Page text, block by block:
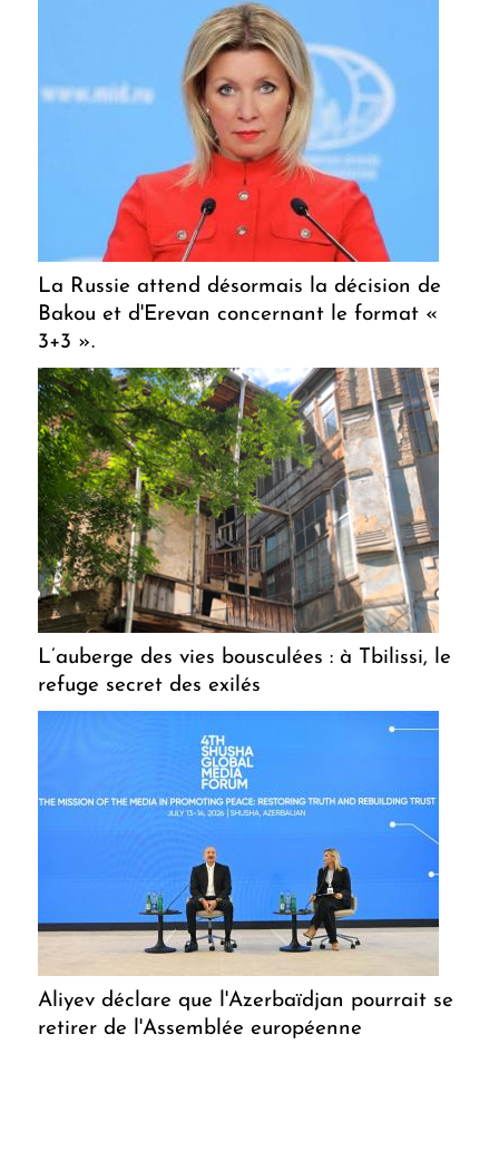
La Russie attend désormais la décision de
Bakou et d'Erevan concernant le format «
3+3 ».
L’auberge des vies bousculées : à Tbilissi, le
refuge secret des exilés
Aliyev déclare que l'Azerbaïdjan pourrait se
retirer de l'Assemblée européenne